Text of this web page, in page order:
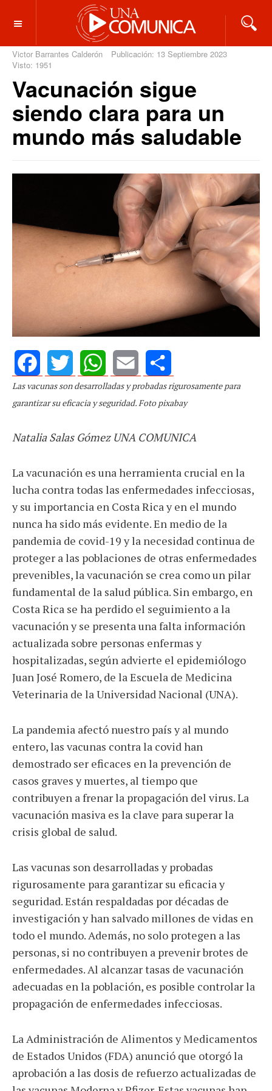
OFF CANVAS
Victor Barrantes Calderón
Publicación: 13 Septiembre 2023
Visto: 1951
Vacunación sigue
siendo clara para un
mundo más saludable
FacebookTwitterWhatsApp
Email Share
Las vacunas son desarrolladas y probadas rigurosamente para
garantizar su eficacia y seguridad. Foto pixabay
Natalia Salas Gómez UNA COMUNICA
La vacunación es una herramienta crucial en la
lucha contra todas las enfermedades infecciosas,
y su importancia en Costa Rica y en el mundo
nunca ha sido más evidente. En medio de la
pandemia de covid-19 y la necesidad continua de
proteger a las poblaciones de otras enfermedades
prevenibles, la vacunación se crea como un pilar
fundamental de la salud pública. Sin embargo, en
Costa Rica se ha perdido el seguimiento a la
vacunación y se presenta una falta información
actualizada sobre personas enfermas y
hospitalizadas, según advierte el epidemiólogo
Juan José Romero, de la Escuela de Medicina
Veterinaria de la Universidad Nacional (UNA).
La pandemia afectó nuestro país y al mundo
entero, las vacunas contra la covid han
demostrado ser eficaces en la prevención de
casos graves y muertes, al tiempo que
contribuyen a frenar la propagación del virus. La
vacunación masiva es la clave para superar la
crisis global de salud.
Las vacunas son desarrolladas y probadas
rigurosamente para garantizar su eficacia y
seguridad. Están respaldadas por décadas de
investigación y han salvado millones de vidas en
todo el mundo. Además, no solo protegen a las
personas, si no contribuyen a prevenir brotes de
enfermedades. Al alcanzar tasas de vacunación
adecuadas en la población, es posible controlar la
propagación de enfermedades infecciosas.
La Administración de Alimentos y Medicamentos
de Estados Unidos (FDA) anunció que otorgó la
aprobación a las dosis de refuerzo actualizadas de